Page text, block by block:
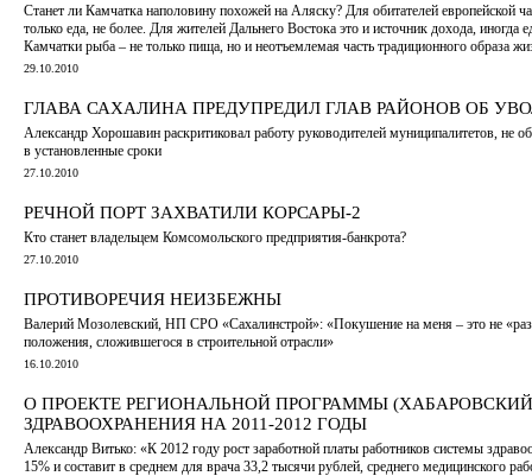
Станет ли Камчатка наполовину похожей на Аляску? Для обитателей европейской
только еда, не более. Для жителей Дальнего Востока это и источник дохода,
Камчатки рыба – не только пища, но и неотъемлемая часть традиционного образа
29.10.2010
ГЛАВА САХАЛИНА ПРЕДУПРЕДИЛ ГЛАВ РАЙОНОВ ОБ
Александр Хорошавин раскритиковал работу руководителей муниципалитетов, не
в установленные сроки
27.10.2010
РЕЧНОЙ ПОРТ ЗАХВАТИЛИ КОРСАРЫ-2
Кто станет владельцем Комсомольского предприятия-банкрота?
27.10.2010
ПРОТИВОРЕЧИЯ НЕИЗБЕЖНЫ
Валерий Мозолевский, НП СРО «Сахалинстрой»: «Покушение на меня – это не
положения, сложившегося в строительной отрасли»
16.10.2010
О ПРОЕКТЕ РЕГИОНАЛЬНОЙ ПРОГРАММЫ
ЗДРАВООХРАНЕНИЯ НА 2011-2012 ГОДЫ
Александр Витько: «К 2012 году рост заработной платы работников системы
15% и составит в среднем для врача 33,2 тысячи рублей, среднего медицинского